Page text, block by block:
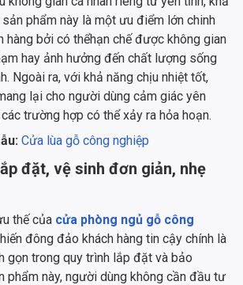
phẩm này là một ưu điểm lớn chinh
hàng bởi có thểhạn chế được không gian
hay ảnh hưởng đến chất lượng sống
Ngoài ra, với khả năng chịu nhiệt tốt,
lại cho người dùng cảm giác yên
trường hợp có thể xảy ra hỏa hoạn.
Cửa lùa gỗ công nghiệp
đặt, vệ sinh đơn giản, nhẹ
thế của cửa phòng ngủ gỗ công
đông đảo khách hàng tin cậy chính là
gọn trong quy trình lắp đặt và bảo
phẩm này, người dùng không cần đầu tư